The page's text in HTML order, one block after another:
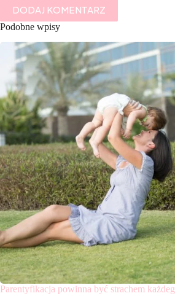
DODAJ KOMENTARZ
Podobne wpisy
Parentyfikacja powinna być strachem